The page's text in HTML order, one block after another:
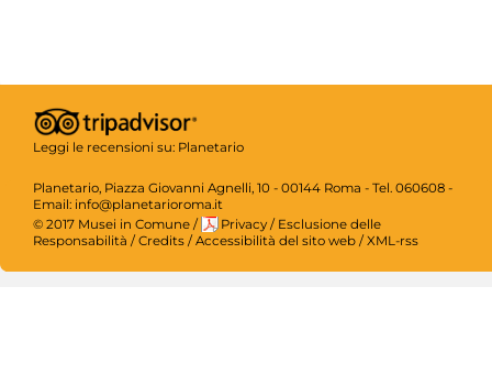
Leggi le recensioni su: Planetario
Planetario, Piazza Giovanni Agnelli, 10 - 00144 Roma - Tel. 060608 -
Email: info@planetarioroma.it
© 2017 Musei in Comune / Privacy / Esclusione delle
Responsabilità / Credits / Accessibilità del sito web / XML-rss